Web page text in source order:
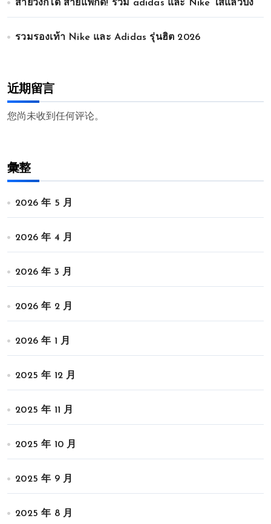
สายวิ่งก็ได้ สายแฟก็ดี! รวม adidas และ Nike ใส่แล้วปัง
รวมรองเท้า Nike และ Adidas รุ่นฮิต 2026
近期留言
您尚未收到任何评论。
彙整
2026 年 5 月
2026 年 4 月
2026 年 3 月
2026 年 2 月
2026 年 1 月
2025 年 12 月
2025 年 11 月
2025 年 10 月
2025 年 9 月
2025 年 8 月